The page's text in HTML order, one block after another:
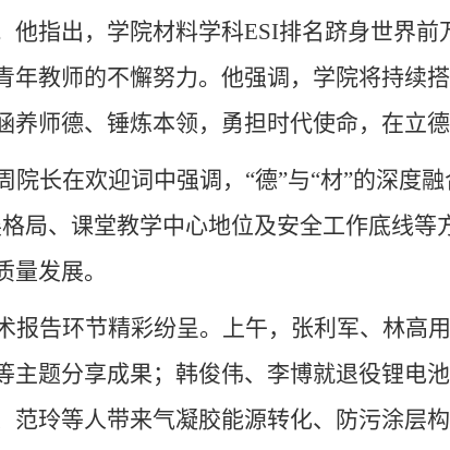
他指出，学院材料学科ESI排名跻身世界前
年教师的不懈努力。他强调，学院将持续
养师德、锤炼本领，勇担时代使命，在立
院长在欢迎词中强调，“德”与“材”的深度
局、课堂教学中心地位及安全工作底线
量发展。
报告环节精彩纷呈。上午，张利军、林高
主题分享成果；韩俊伟、李博就退役锂电
范玲等人带来气凝胶能源转化、防污涂层